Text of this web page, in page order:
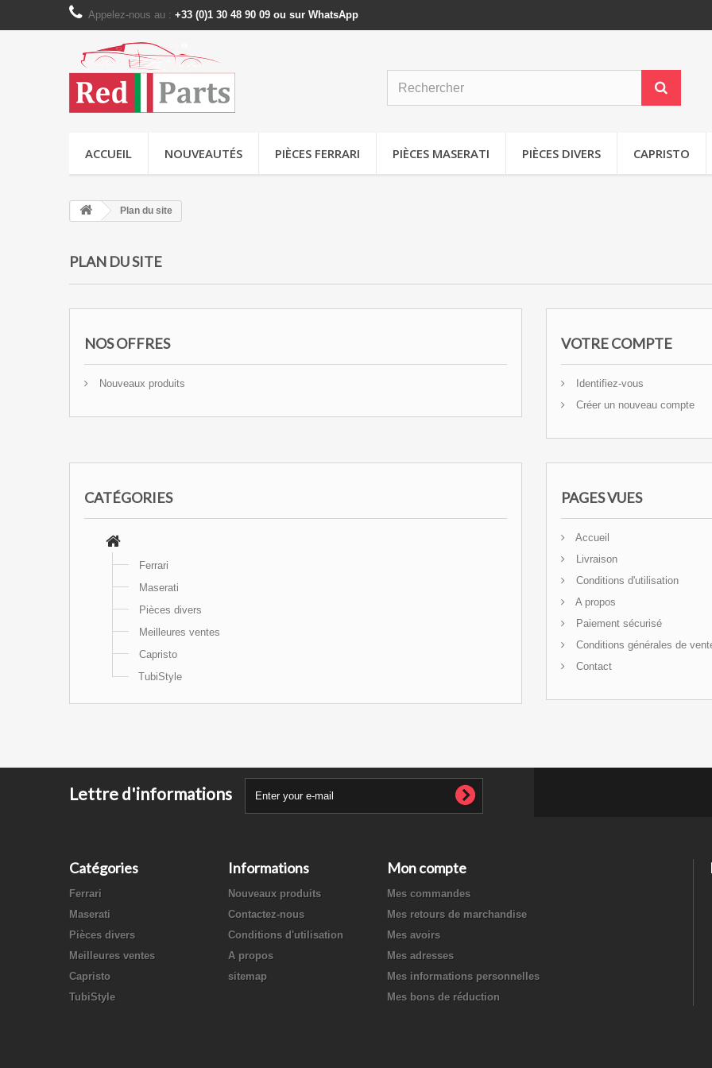
Appelez-nous au : +33 (0)1 30 48 90 09 ou sur WhatsApp
ACCUEIL NOUVEAUTÉS PIÈCES FERRARI PIÈCES MASERATI PIÈCES DIVERS CAPRISTO
Plan du site
PLAN DU SITE
NOS OFFRES
Nouveaux produits
VOTRE COMPTE
Identifiez-vous
Créer un nouveau compte
CATÉGORIES
Ferrari
Maserati
Pièces divers
Meilleures ventes
Capristo
TubiStyle
PAGES VUES
Accueil
Livraison
Conditions d'utilisation
A propos
Paiement sécurisé
Conditions générales de
Contact
Lettre d'informations
Catégories
Ferrari
Maserati
Pièces divers
Meilleures ventes
Capristo
TubiStyle
Informations
Nouveaux produits
Contactez-nous
Conditions d'utilisation
A propos
sitemap
Mon compte
Mes commandes
Mes retours de marchandise
Mes avoirs
Mes adresses
Mes informations personnelles
Mes bons de réduction